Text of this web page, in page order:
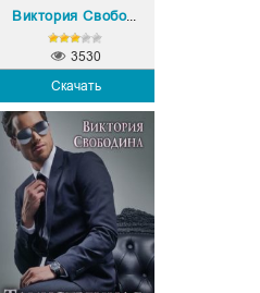
Виктория Свободина
Скачать
3530